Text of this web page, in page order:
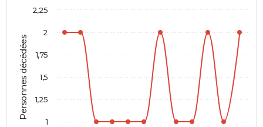
Personnes décédées
1
1,25
1,5
1,75
2
2,25